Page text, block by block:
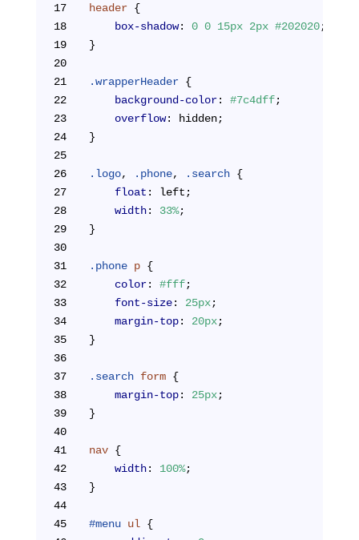
17
header {
18
box-shadow: 0 0 15px 2px #202020;
19
}
20
21
.wrapperHeader {
22
background-color: #7c4dff;
23
overflow: hidden;
24
}
25
26
.logo, .phone, .search {
27
float : left;
28
width: 33%;
29
}
30
31
.phone p {
32
color: #fff;
33
font-size: 25px;
34
margin-top: 20px;
35
}
36
37
.search form {
38
margin-top: 25px;
39
}
40
41
nav {
42
width: 100%;
43
}
44
45
#menu ul {